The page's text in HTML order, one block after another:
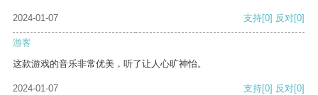
2024-01-07 支持[0] 反对[0]
游客
这款游戏的音乐非常优美，听了让人心旷神怡。
2024-01-07 支持[0] 反对[0]